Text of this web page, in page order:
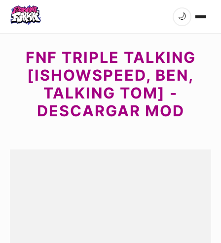
🌙
FNF TRIPLE TALKING
[ISHOWSPEED, BEN,
TALKING TOM] -
DESCARGAR MOD